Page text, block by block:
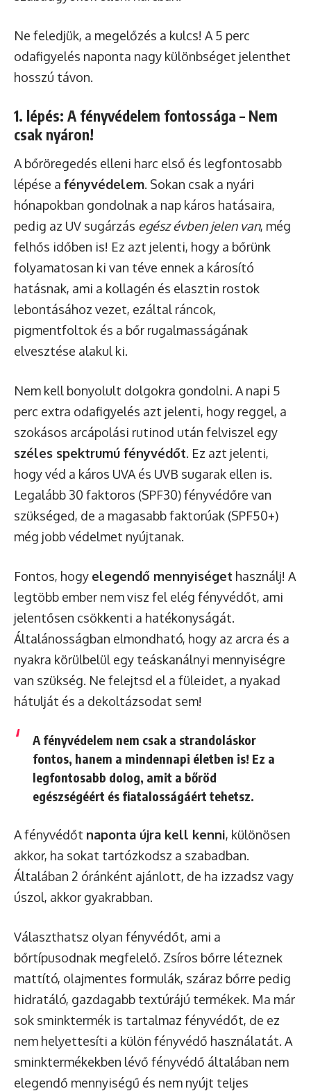
Ne feledjük, a megelőzés a kulcs! A 5 perc
odafigyelés naponta nagy különbséget jelenthet
hosszú távon.
1. lépés: A fényvédelem fontossága – Nem
csak nyáron!
A bőröregedés elleni harc első és legfontosabb
lépése a fényvédelem. Sokan csak a nyári
hónapokban gondolnak a nap káros hatásaira,
pedig az UV sugárzás egész évben jelen van, még
felhős időben is! Ez azt jelenti, hogy a bőrünk
folyamatosan ki van téve ennek a károsító
hatásnak, ami a kollagén és elasztin rostok
lebontásához vezet, ezáltal ráncok,
pigmentfoltok és a bőr rugalmasságának
elvesztése alakul ki.
Nem kell bonyolult dolgokra gondolni. A napi 5
perc extra odafigyelés azt jelenti, hogy reggel, a
szokásos arcápolási rutinod után felviszel egy
széles spektrumú fényvédőt. Ez azt jelenti,
hogy véd a káros UVA és UVB sugarak ellen is.
Legalább 30 faktoros (SPF30) fényvédőre van
szükséged, de a magasabb faktorúak (SPF50+)
még jobb védelmet nyújtanak.
Fontos, hogy elegendő mennyiséget használj! A
legtöbb ember nem visz fel elég fényvédőt, ami
jelentősen csökkenti a hatékonyságát.
Általánosságban elmondható, hogy az arcra és a
nyakra körülbelül egy teáskanálnyi mennyiségre
van szükség. Ne felejtsd el a füleidet, a nyakad
hátulját és a dekoltázsodat sem!
A fényvédelem nem csak a strandoláskor
fontos, hanem a mindennapi életben is! Ez a
legfontosabb dolog, amit a bőröd
egészségéért és fiatalosságáért tehetsz.
A fényvédőt naponta újra kell kenni, különösen
akkor, ha sokat tartózkodsz a szabadban.
Általában 2 óránként ajánlott, de ha izzadsz vagy
úszol, akkor gyakrabban.
Választhatsz olyan fényvédőt, ami a
bőrtípusodnak megfelelő. Zsíros bőrre léteznek
mattító, olajmentes formulák, száraz bőrre pedig
hidratáló, gazdagabb textúrájú termékek. Ma már
sok sminktermék is tartalmaz fényvédőt, de ez
nem helyettesíti a külön fényvédő használatát. A
sminktermékekben lévő fényvédő általában nem
elegendő mennyiségű és nem nyújt teljes